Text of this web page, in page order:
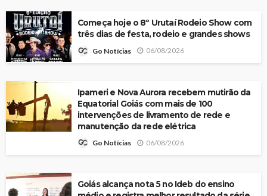
Começa hoje o 8º Urutaí Rodeio Show com
três dias de festa, rodeio e grandes shows
Go Notícias 06/08/2026
Ipameri e Nova Aurora recebem mutirão da
Equatorial Goiás com mais de 100
intervenções de livramento de rede e
manutenção da rede elétrica
Go Notícias 06/08/2026
Goiás alcança nota 5 no Ideb do ensino